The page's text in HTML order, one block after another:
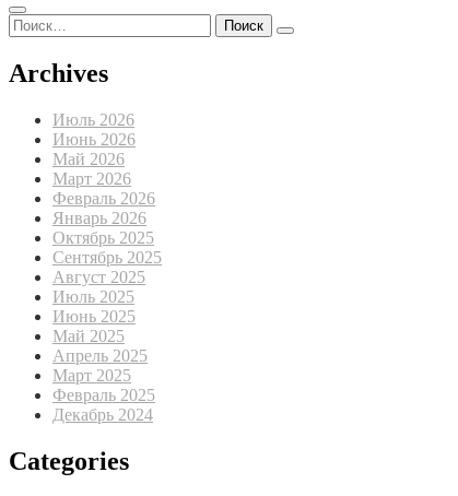
Найти:
Archives
Июль 2026
Июнь 2026
Май 2026
Март 2026
Февраль 2026
Январь 2026
Октябрь 2025
Сентябрь 2025
Август 2025
Июль 2025
Июнь 2025
Май 2025
Апрель 2025
Март 2025
Февраль 2025
Декабрь 2024
Categories